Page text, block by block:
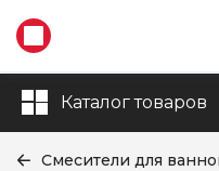
Каталог товаров
Смесители для